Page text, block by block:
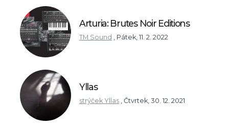
Arturia: Brutes Noir Editions
TM Sound , Pátek, 11. 2. 2022
Yllas
strýček Yllas , Čtvrtek, 30. 12. 2021